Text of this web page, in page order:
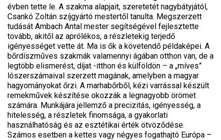
évben tette le. A szakma alapjait, szeretetét nagybátyjától,
Csankó Zoltán szíjgyártó mestertől tanulta. Megszerzett
tudását Ambach Antal mester segítségével fejlesztette
tovább, akitől az aprólékos, a részletekig terjedő
igényességet vette át. Ma is ők a követendő példaképei. A
bőrdíszműves szakmák valamennyi ágában otthon van, de a
legtöbb elismerést, díjat -itthon és külföldön – a „míves”
lószerszámaival szerzett magának, amelyben a magyar
hagyományokat őrzi. A marhabőrből, kézi varrással készült
remekművek készítése okozzák a legnagyobb örömet
számára. Munkájára jellemző a precizitás, igényesség, a
hitelesség, a részletek finomsága, a gyakorlati
használhatóság és az esztétikai érték ötvöződése.
Számos esetben a kettes vagy négyes fogathajtó Európa –